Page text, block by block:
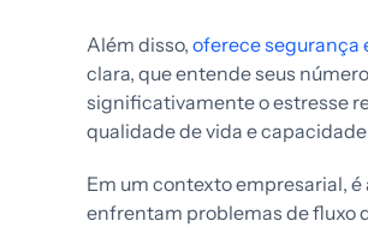
Além disso, oferece segurança
clara, que entende seus
significativamente o estresse
qualidade de vida e
Em um contexto empresarial,
enfrentam problemas de fluxo